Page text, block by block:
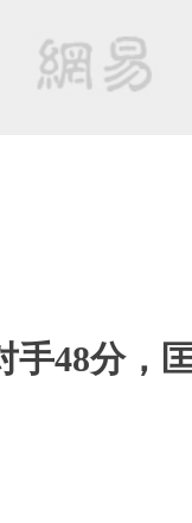
手48分，